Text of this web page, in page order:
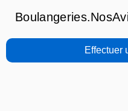
Effectuer